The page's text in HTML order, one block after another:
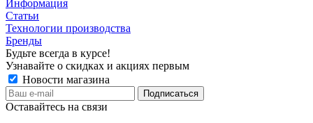
Информация
Статьи
Технологии производства
Бренды
Будьте всегда в курсе!
Узнавайте о скидках и акциях первым
Новости магазина
Оставайтесь на связи